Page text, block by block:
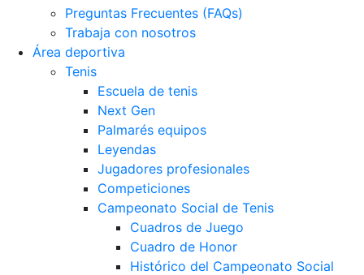
Preguntas Frecuentes (FAQs)
Trabaja con nosotros
Área deportiva
Tenis
Escuela de tenis
Next Gen
Palmarés equipos
Leyendas
Jugadores profesionales
Competiciones
Campeonato Social de Tenis
Cuadros de Juego
Cuadro de Honor
Histórico del Campeonato Social